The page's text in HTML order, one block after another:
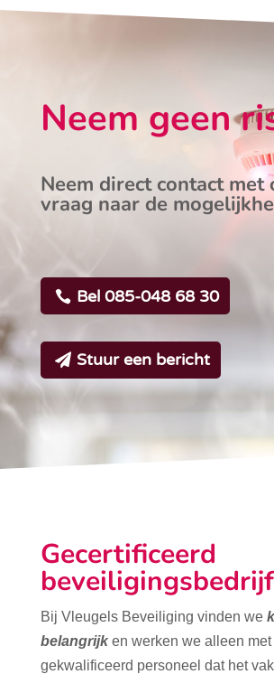
Neem geen
Neem direct contact met
vraag naar de
Bel 085-048 68 30
Stuur een bericht
Gecertificeerd
beveiligingsbedrijf
Bij Vleugels Beveiliging vinden we
belangrijk en werken we alleen met
gekwalificeerd personeel dat het